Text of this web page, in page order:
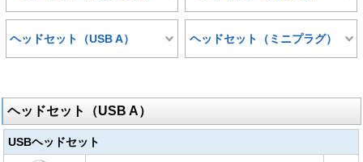
ヘッドセット（USB A） ヘッドセット（ミニプラグ）
ヘッドセット（USB A）
USBヘッドセット